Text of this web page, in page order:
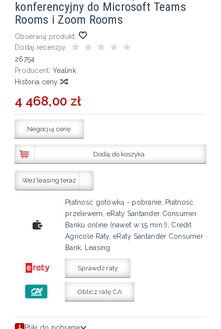
konferencyjny do Microsoft Teams
Rooms i Zoom Rooms
Obserwuj produkt:
Dodaj recenzję:
26754
Producent: Yealink
Historia ceny
4 468,00 zł
Negocjuj cenę
Dodaj do koszyka
Weź leasing teraz
Płatność gotówką - pobranie, Płatność
przelewem, eRaty Santander Consumer
Banku online (nawet w 15 min.!), Credit
Agricole Raty, eRaty Santander Consumer
Bank, Leasing
Sprawdź raty
Oblicz ratę CA
Pliki do pobrania